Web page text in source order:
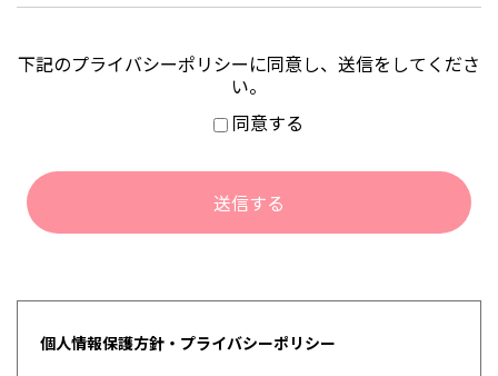
下記のプライバシーポリシーに同意し、送信をしてくださ
い。
同意する
個人情報保護方針・プライバシーポリシー